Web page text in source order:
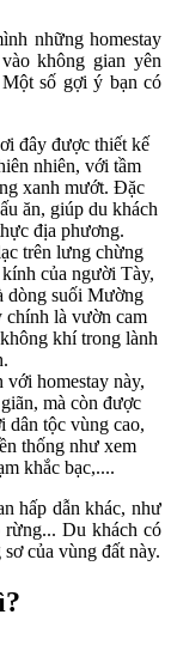
những homestay
không gian yên
số gợi ý bạn có
đây được thiết kế
nhiên, với tầm
xanh mướt. Đặc
ăn, giúp du khách
địa phương.
trên lưng chừng
của người Tày,
dòng suối Mường
chính là vườn cam
khí trong lành
với homestay này,
mà còn được
dân tộc vùng cao,
thống như xem
khắc bạc,....
hấp dẫn khác, như
Du khách có
của vùng đất này.